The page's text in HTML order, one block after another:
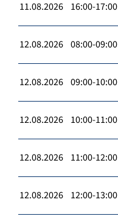
11.08.2026 16:00-17:00
12.08.2026 08:00-09:00
12.08.2026 09:00-10:00
12.08.2026 10:00-11:00
12.08.2026 11:00-12:00
12.08.2026 12:00-13:00